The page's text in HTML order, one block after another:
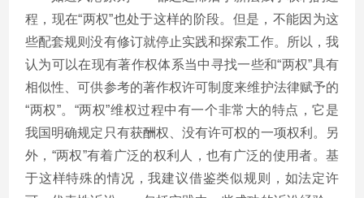
程，现在“两权”也处于这样的阶段。但是，不能因为这
些配套规则没有修订就停止实践和探索工作。所以，我
认为可以在现有著作权体系当中寻找一些和“两权”具有
相似性、可供参考的著作权许可制度来维护法律赋予的
“两权”。“两权”维权过程中有一个非常大的特点，它是
我国明确规定只有获酬权、没有许可权的一项权利。另
外，“两权”有着广泛的权利人，也有广泛的使用者。基
于这样特殊的情况，我建议借鉴类似规则，如法定许